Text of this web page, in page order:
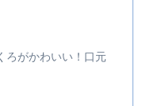
ろがかわいい！口元